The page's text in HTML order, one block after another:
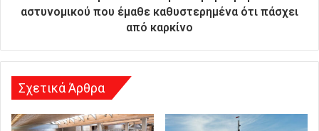
σ
αστυνομικού που έμαθε καθυστερημένα ότι πάσχει
από καρκίνο
Σχετικά Άρθρα